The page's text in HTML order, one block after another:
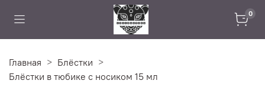
0
Главная
Блёстки
Блёстки в тюбике с носиком 15 мл